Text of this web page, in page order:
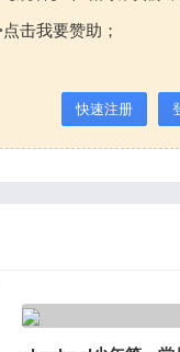
击我要赞助；
快速注册